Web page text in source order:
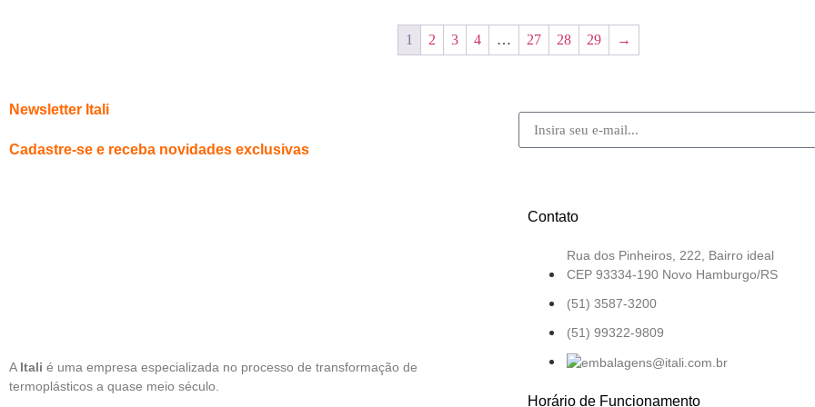
1 2 3 4 … 27 28 29 →
Newsletter Itali
Cadastre-se e receba novidades exclusivas
A Itali é uma empresa especializada no processo de transformação de
termoplásticos a quase meio século.
Contato
Rua dos Pinheiros, 222, Bairro ideal
CEP 93334-190 Novo Hamburgo/RS
(51) 3587-3200
(51) 99322-9809
Horário de Funcionamento